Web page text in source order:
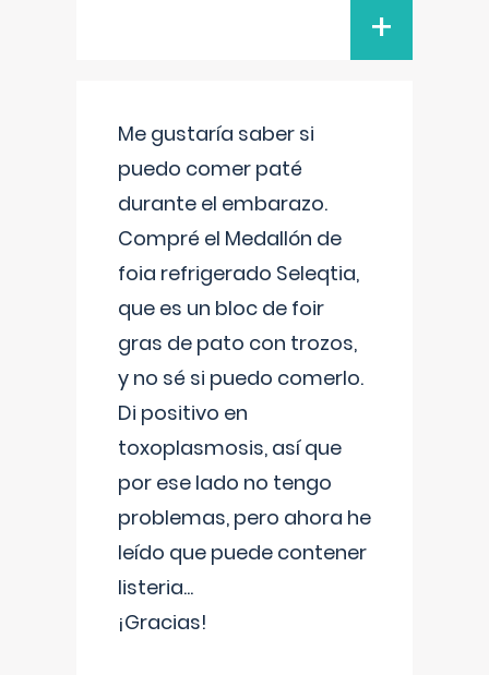
+
Me gustaría saber si
puedo comer paté
durante el embarazo.
Compré el Medallón de
foia refrigerado Seleqtia,
que es un bloc de foir
gras de pato con trozos,
y no sé si puedo comerlo.
Di positivo en
toxoplasmosis, así que
por ese lado no tengo
problemas, pero ahora he
leído que puede contener
listeria...
¡Gracias!